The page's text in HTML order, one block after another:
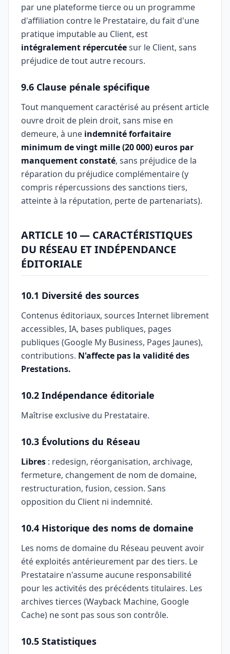
par une plateforme tierce ou un programme
d'affiliation contre le Prestataire, du fait d'une
pratique imputable au Client, est
intégralement répercutéesur le Client, sans
préjudice de tout autre recours.
9.6 Clause pénale spécifique
Tout manquement caractérisé au présent article
ouvre droit de plein droit, sans mise en
demeure, à une indemnité forfaitaire
minimum de vingt mille (20 000) euros par
manquement constaté, sans préjudice de la
réparation du préjudice complémentaire (y
compris répercussions des sanctions tiers,
atteinte à la réputation, perte de partenariats).
ARTICLE 10 — CARACTÉRISTIQUES
DU RÉSEAU ET INDÉPENDANCE
ÉDITORIALE
10.1 Diversité des sources
Contenus éditoriaux, sources Internet librement
accessibles, IA, bases publiques, pages
publiques (Google My Business, Pages Jaunes),
contributions. N'affecte pas la validité des
Prestations.
10.2 Indépendance éditoriale
Maîtrise exclusive du Prestataire.
10.3 Évolutions du Réseau
Libres : redesign, réorganisation, archivage,
fermeture, changement de nom de domaine,
restructuration, fusion, cession. Sans
opposition du Client ni indemnité.
10.4 Historique des noms de domaine
Les noms de domaine du Réseau peuvent avoir
été exploités antérieurement par des tiers. Le
Prestataire n'assume aucune responsabilité
pour les activités des précédents titulaires. Les
archives tierces (Wayback Machine, Google
Cache) ne sont pas sous son contrôle.
10.5 Statistiques